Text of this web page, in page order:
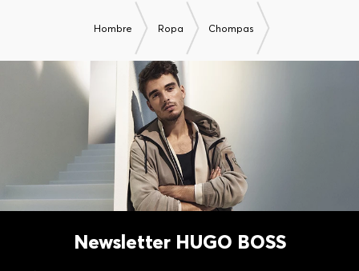
Hombre Ropa Chompas
Newsletter HUGO BOSS